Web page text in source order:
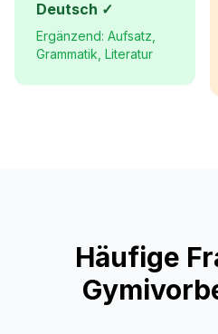
Deutsch ✓
Ergänzend: Aufsatz,
Grammatik, Literatur
Häufige